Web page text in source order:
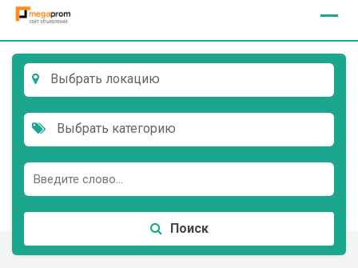
Skip
content
Выбрать локацию
Выбрать категорию
Поиск